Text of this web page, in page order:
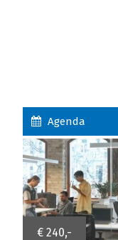
Agenda
€ 240,-